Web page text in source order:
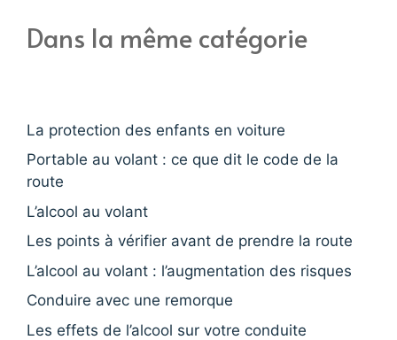
Dans la même catégorie
La protection des enfants en voiture
Portable au volant : ce que dit le code de la
route
L’alcool au volant
Les points à vérifier avant de prendre la route
L’alcool au volant : l’augmentation des risques
Conduire avec une remorque
Les effets de l’alcool sur votre conduite